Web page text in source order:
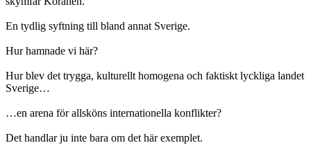
En tydlig syftning till bland annat Sverige.
Hur hamnade vi här?
Hur blev det trygga, kulturellt homogena och faktiskt lyckliga landet
Sverige…
…en arena för allsköns internationella konflikter?
Det handlar ju inte bara om det här exemplet.